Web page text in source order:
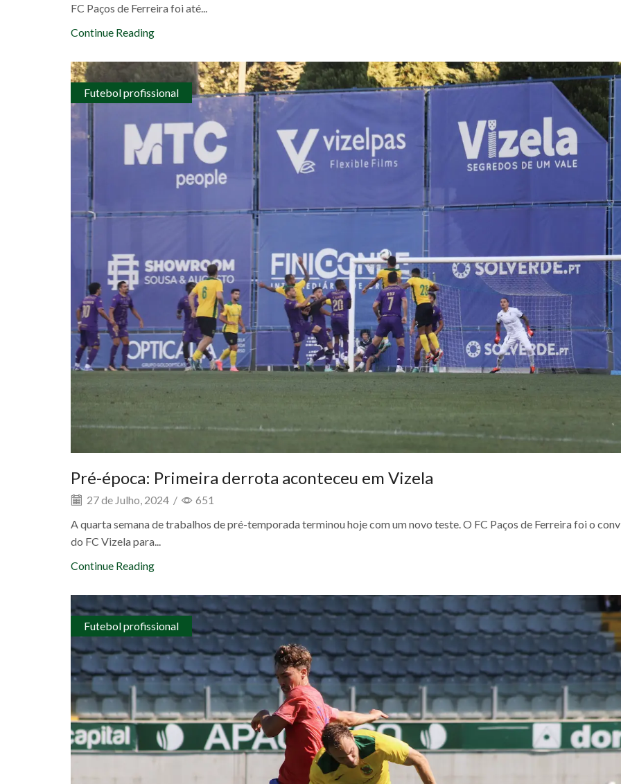
FC Paços de Ferreira foi até...
Continue Reading
Futebol profissional
Pré-época: Primeira derrota aconteceu em Vizela
27 de Julho, 2024 /
651
A quarta semana de trabalhos de pré-temporada terminou hoje com um novo teste. O FC Paços de Ferreira foi o
do FC Vizela para...
Continue Reading
Futebol profissional